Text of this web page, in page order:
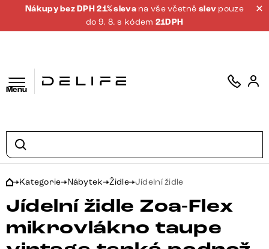
Nákupy bez DPH 21% sleva na vše včetněslev pouze
do 9. 8. s kódem 21DPH
Menu
Kategorie Nábytek Židle Jídelní židle
Jídelní židle Zoa-Flex
mikrovlákno taupe